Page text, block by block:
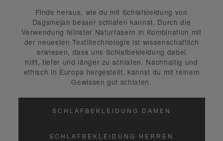
Finde heraus, wie du mit Schlafkleidung von
Dagsmejan besser schlafen kannst. Durch die
Verwendung feinster Naturfasern in Kombination mit
der neuesten Textiltechnologie ist wissenschaftlich
erwiesen, dass uns Schlafbekleidung dabei
hilft, tiefer und länger zu schlafen. Nachhaltig und
ethisch in Europa hergestellt, kannst du mit reinem
Gewissen gut schlafen.
SCHLAFBEKLEIDUNG DAMEN
SCHLAFBEKLEIDUNG HERREN